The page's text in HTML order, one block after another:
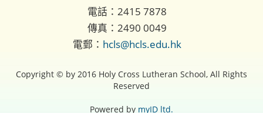
電話：2415 7878
傳真：2490 0049
電郵： hcls@hcls.edu.hk
Copyright © by 2016 Holy Cross Lutheran School, All Rights
Reserved
Powered by myID ltd.